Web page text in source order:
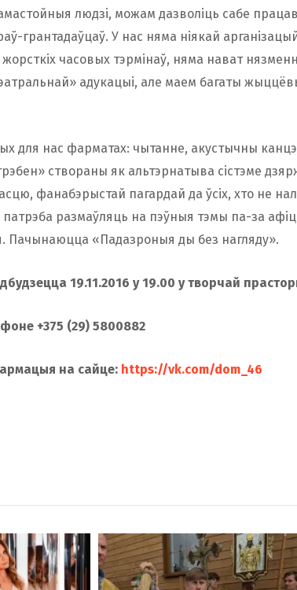
людзі, можам дазволіць сабе
грантадаўцаў. У нас няма ніякай
жорсткіх часовых тэрмінаў, няма нават
адукацыі, але маем багаты
для нас фарматах: чытанне, акустычны
створаны як альтэрнатыва сістэме
фанабэрыстай пагардай да ўсіх, хто не
патрэба размаўляць на пэўныя тэмы па-за
Пачынаюцца «Падазроныя ды без нагляду».
19.11.2016 у 19.00 у творчай
+375 (29) 5800882
на сайце: https://vk.com/dom_46